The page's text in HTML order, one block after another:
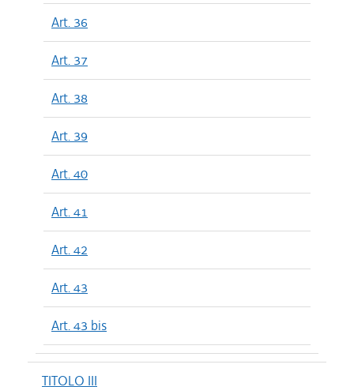
Art. 36
Art. 37
Art. 38
Art. 39
Art. 40
Art. 41
Art. 42
Art. 43
Art. 43 bis
TITOLO III